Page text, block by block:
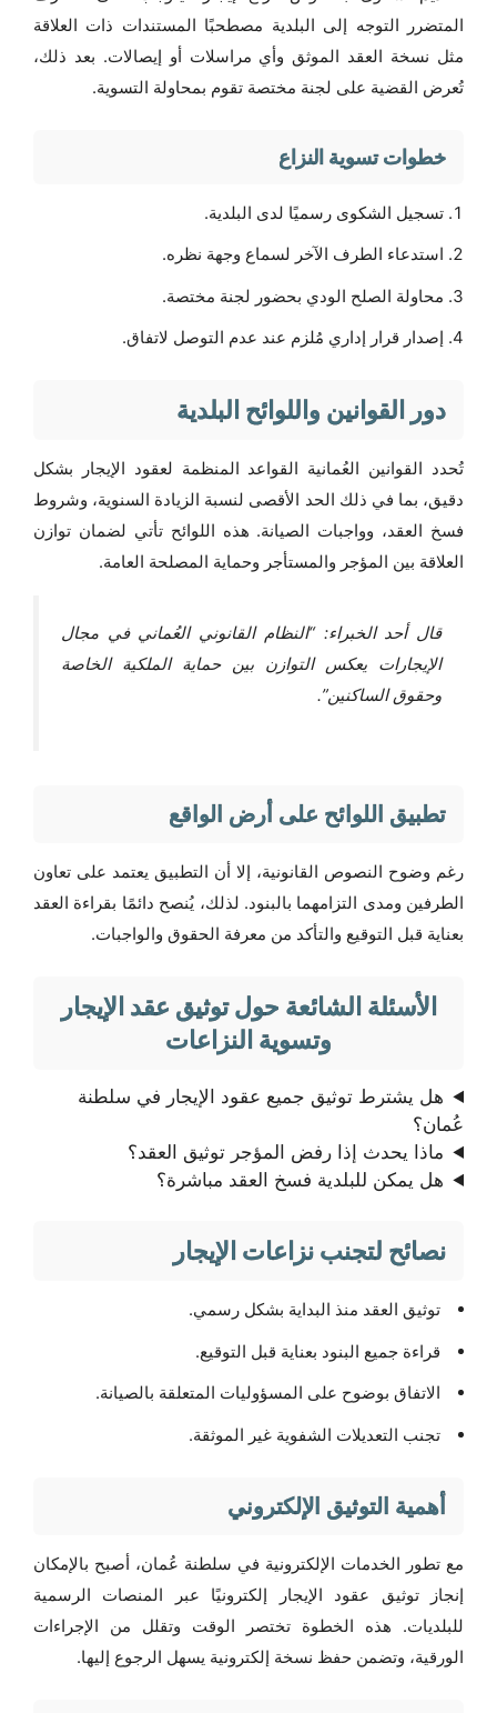
المتضرر التوجه إلى البلدية مصطحبًا المستندات ذات العلاقة
مثل نسخة العقد الموثق وأي مراسلات أو إيصالات. بعد ذلك،
تُعرض القضية على لجنة مختصة تقوم بمحاولة التسوية.
خطوات تسوية النزاع
تسجيل الشكوى رسميًا لدى البلدية.
استدعاء الطرف الآخر لسماع وجهة نظره.
محاولة الصلح الودي بحضور لجنة مختصة.
إصدار قرار إداري مُلزم عند عدم التوصل لاتفاق.
دور القوانين واللوائح البلدية
تُحدد القوانين العُمانية القواعد المنظمة لعقود الإيجار بشكل
دقيق، بما في ذلك الحد الأقصى لنسبة الزيادة السنوية، وشروط
فسخ العقد، وواجبات الصيانة. هذه اللوائح تأتي لضمان توازن
العلاقة بين المؤجر والمستأجر وحماية المصلحة العامة.
قال أحد الخبراء: “النظام القانوني العُماني في مجال
الإيجارات يعكس التوازن بين حماية الملكية الخاصة
وحقوق الساكنين”.
تطبيق اللوائح على أرض الواقع
رغم وضوح النصوص القانونية، إلا أن التطبيق يعتمد على تعاون
الطرفين ومدى التزامهما بالبنود. لذلك، يُنصح دائمًا بقراءة العقد
بعناية قبل التوقيع والتأكد من معرفة الحقوق والواجبات.
الأسئلة الشائعة حول توثيق عقد الإيجار
وتسوية النزاعات
هل يشترط توثيق جميع عقود الإيجار في سلطنة
عُمان؟
ماذا يحدث إذا رفض المؤجر توثيق العقد؟
هل يمكن للبلدية فسخ العقد مباشرة؟
نصائح لتجنب نزاعات الإيجار
توثيق العقد منذ البداية بشكل رسمي.
قراءة جميع البنود بعناية قبل التوقيع.
الاتفاق بوضوح على المسؤوليات المتعلقة بالصيانة.
تجنب التعديلات الشفوية غير الموثقة.
أهمية التوثيق الإلكتروني
مع تطور الخدمات الإلكترونية في سلطنة عُمان، أصبح بالإمكان
إنجاز توثيق عقود الإيجار إلكترونيًا عبر المنصات الرسمية
للبلديات. هذه الخطوة تختصر الوقت وتقلل من الإجراءات
الورقية، وتضمن حفظ نسخة إلكترونية يسهل الرجوع إليها.